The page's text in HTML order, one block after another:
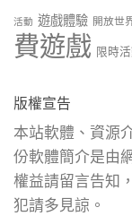
活動 遊戲體驗 開放世
費遊戲 限時
版權宣告
本站軟體、資源
份軟體簡介是由
權益請留言告知
犯請多見諒。